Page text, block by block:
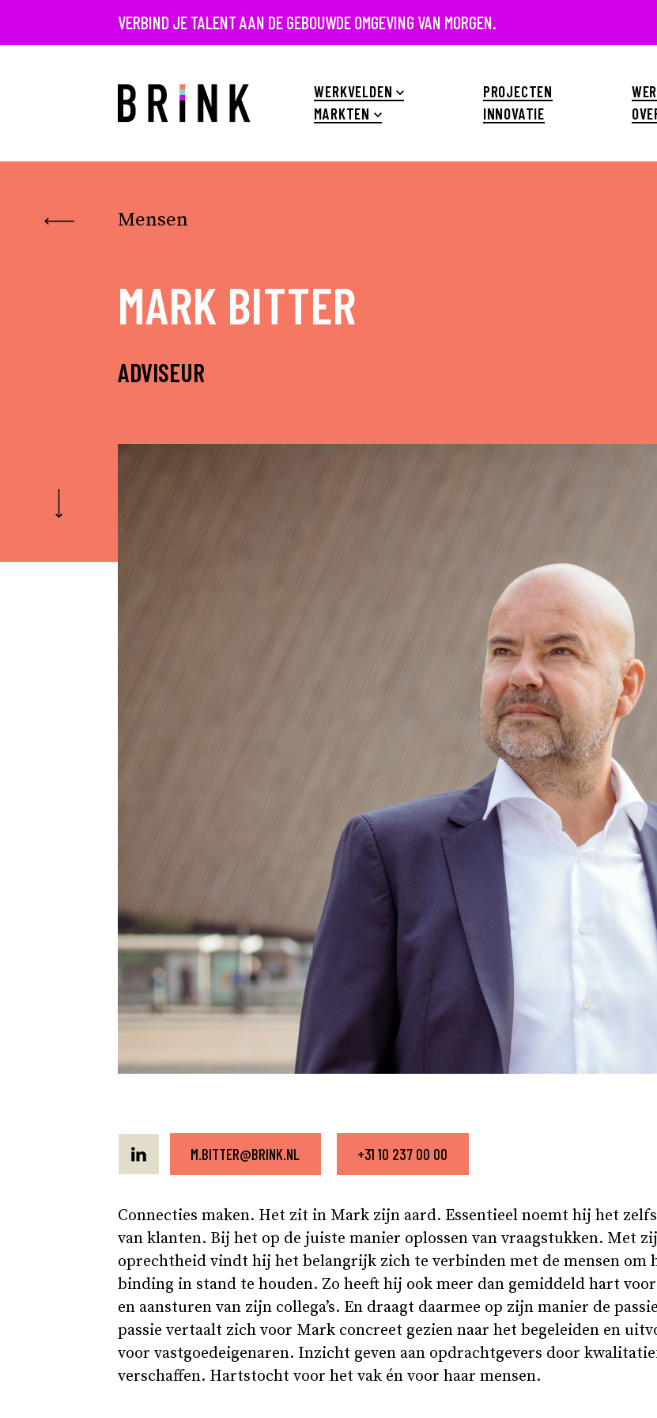
VERBIND JE TALENT AAN DE GEBOUWDE OMGEVING VAN MORGEN.
WERKVELDEN
MARKTEN
PROJECTEN
INNOVATIE
Mensen
MARK BITTER
ADVISEUR
M.BITTER@BRINK.NL +31 10 237 00 00
Connecties maken. Het zit in Mark zijn aard. Essentieel noemt hij het
van klanten. Bij het op de juiste manier oplossen van vraagstukken. Met
oprechtheid vindt hij het belangrijk zich te verbinden met de mensen om
binding in stand te houden. Zo heeft hij ook meer dan gemiddeld hart
en aansturen van zijn collega’s. En draagt daarmee op zijn manier de
passie vertaalt zich voor Mark concreet gezien naar het begeleiden en
voor vastgoedeigenaren. Inzicht geven aan opdrachtgevers door
verschaffen. Hartstocht voor het vak én voor haar mensen.